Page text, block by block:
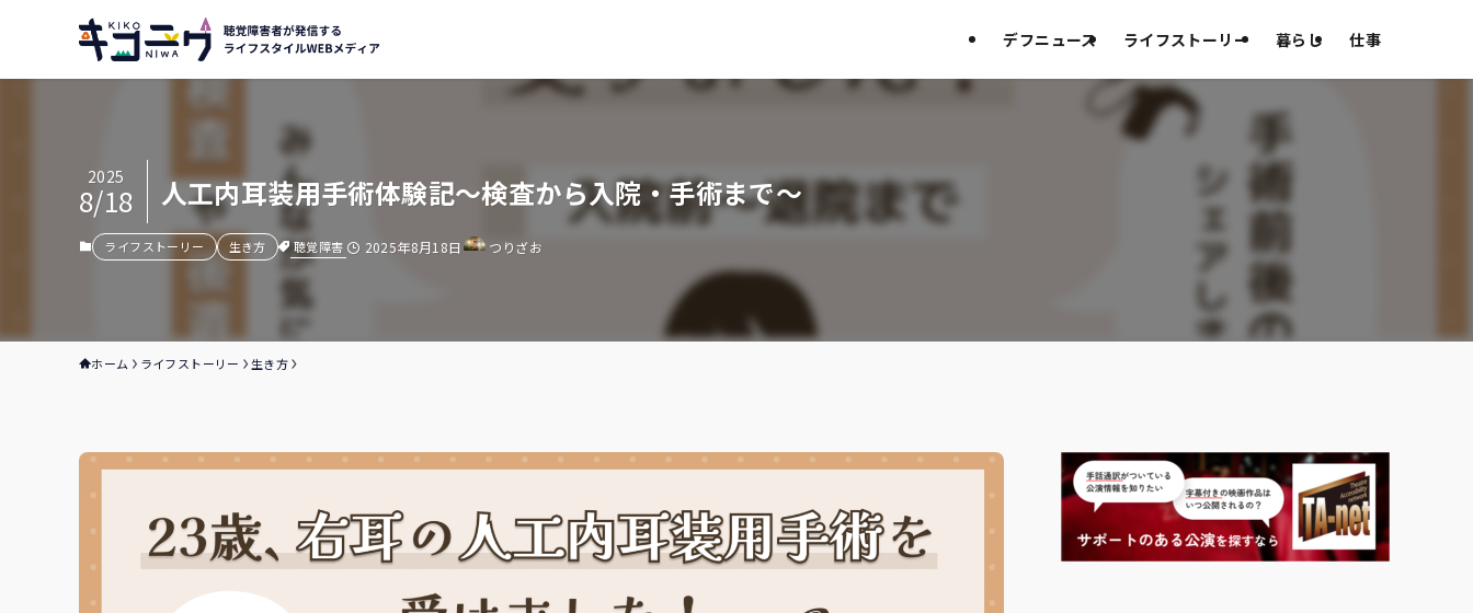
デフニュース ライフストーリー 暮らし 仕事
人工内耳装用手術体験記〜検査から入院・手術まで〜
2025
8/18
ライフストーリー 生き方 聴覚障害 2025年8月18日 つりざお
ホーム ライフストーリー 生き方